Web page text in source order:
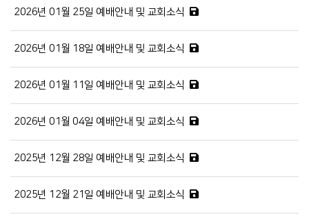
2026년 01월 25일 예배안내 및 교회소식
2026년 01월 18일 예배안내 및 교회소식
2026년 01월 11일 예배안내 및 교회소식
2026년 01월 04일 예배안내 및 교회소식
2025년 12월 28일 예배안내 및 교회소식
2025년 12월 21일 예배안내 및 교회소식